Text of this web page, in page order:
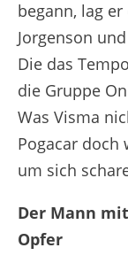
begann, lag
Jorgenson
Die das
die Gruppe
Was Visma
Pogacar doch
um sich
Der Mann
Opfer